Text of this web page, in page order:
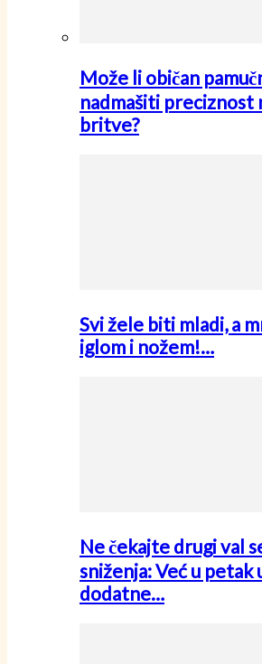
Može li običan
nadmašiti preciznost
britve?
Svi žele biti mladi, a
iglom i nožem!…
Ne čekajte drugi val
sniženja: Već u
dodatne…